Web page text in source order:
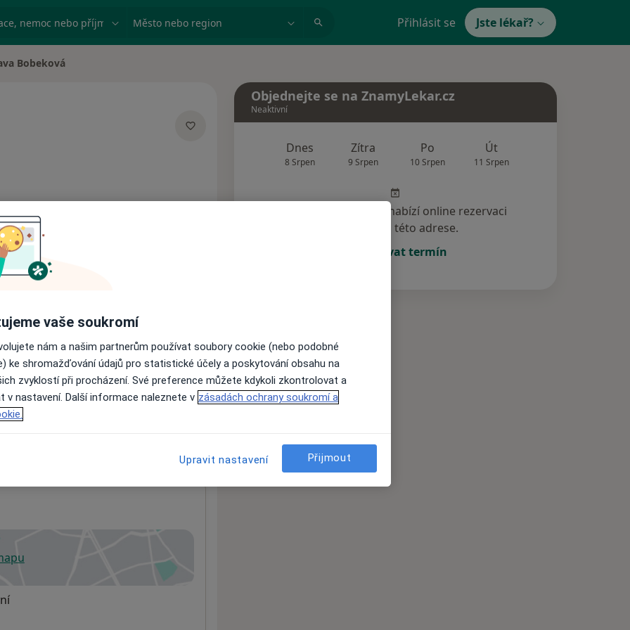
nemoc nebo příjmení Město nebo region Přihlásit se Jste lékař?
Bobeková
nejsou k dispozici
informace o svých službách.
v nové záložce
Objednejte se na ZnamyLekar.cz
Neaktivní
Dnes
8 Srpen
Zítra
9 Srpen
Po
10 Srpen
Út
11 Srpen
Tento specialista nenabízí online rezervaci
termínu na této adrese.
Rezervovat termín
vaše soukromí
nám a našim partnerům používat soubory cookie (nebo podobné
ke shromažďování údajů pro statistické účely a poskytování obsahu na
zvyklostí při procházení. Své preference můžete kdykoli zkontrolovat a
v nastavení. Další informace naleznete v zásadách ochrany soukromí a
Upravit nastavení Přijmout